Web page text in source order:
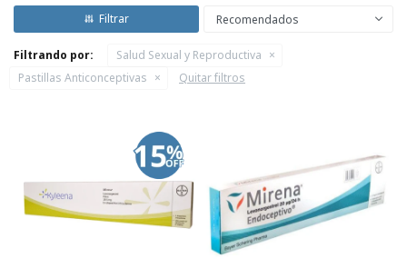
Recomendados
Filtrando por:
Salud Sexual y Reproductiva
Pastillas Anticonceptivas
Quitar filtros
Pañales y Toallitas
Lactancia y Nutrición
Higiene y Bienestar